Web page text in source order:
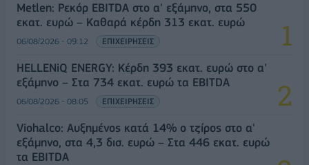
Metlen: Ρεκόρ EBITDA στο α' εξάμηνο, στα 550
εκατ. ευρώ – Καθαρά κέρδη 313 εκατ. ευρώ
06/08/2026 - 09:12 ΕΠΙΧΕΙΡΗΣΕΙΣ
HELLENiQ ENERGY: Κέρδη 393 εκατ. ευρώ στο α'
εξάμηνο – Στα 734 εκατ. ευρώ τα EBITDA
06/08/2026 - 08:05 ΕΠΙΧΕΙΡΗΣΕΙΣ
Viohalco: Αυξημένος κατά 14% ο τζίρος στο α'
εξάμηνο, στα 4,3 δισ. ευρώ – Στα 446 εκατ. ευρώ
τα EBITDA